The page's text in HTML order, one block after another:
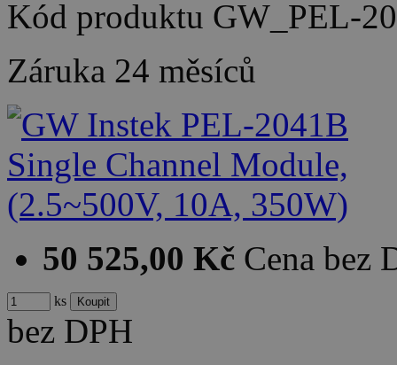
Kód produktu GW_PEL-
Záruka 24 měsíců
50 525,00 Kč Cena bez
ks
bez DPH